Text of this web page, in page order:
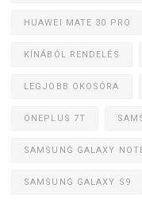
HUAWEI MATE 30 PRO
KÍNÁBÓL RENDELÉS
LEGJOBB OKOSÓRA
ONEPLUS 7T
SAMSUNG GALAXY
SAMSUNG GALAXY S9